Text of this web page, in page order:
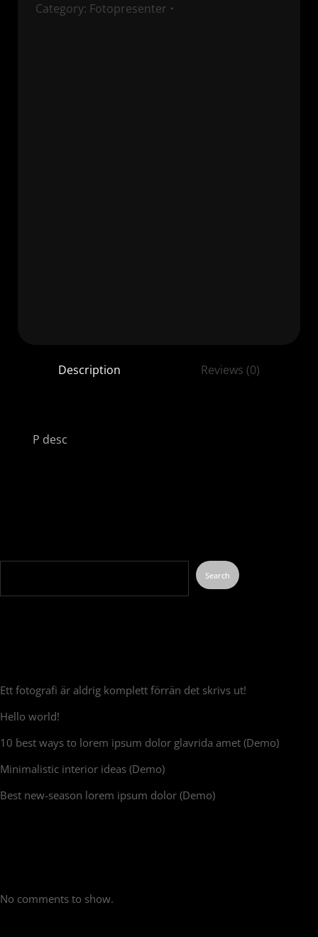
Category: Fotopresenter
Description Reviews (0)
P desc
Search
Ett fotografi är aldrig komplett förrän det skrivs ut!
Hello world!
10 best ways to lorem ipsum dolor glavrida amet (Demo)
Minimalistic interior ideas (Demo)
Best new-season lorem ipsum dolor (Demo)
No comments to show.